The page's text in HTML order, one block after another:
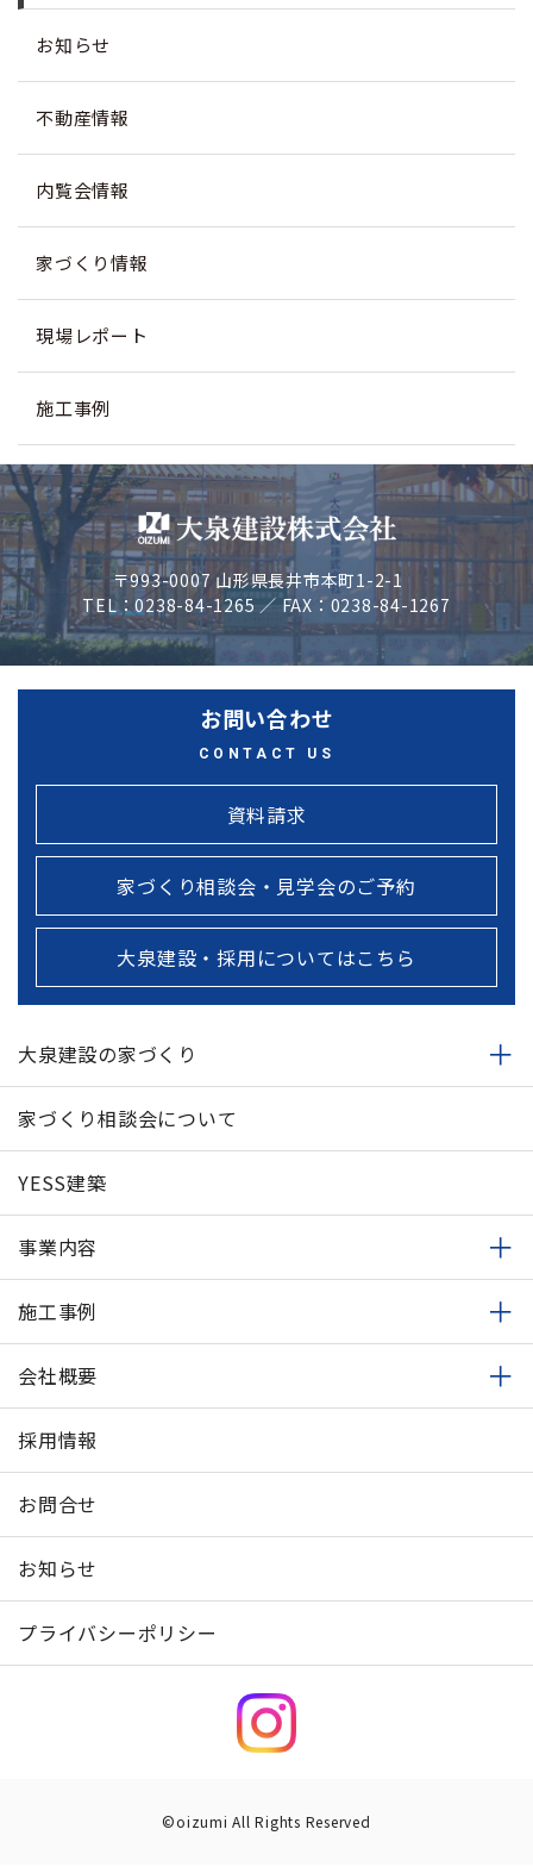
お知らせ
不動産情報
内覧会情報
家づくり情報
現場レポート
施工事例
〒993-0007 山形県長井市本町1-2-1
TEL：0238-84-1265 ／ FAX：0238-84-1267
お問い合わせ
CONTACT US
資料請求
家づくり相談会・見学会のご予約
大泉建設・採用についてはこちら
大泉建設の家づくり
家づくり相談会について
YESS建築
事業内容
施工事例
会社概要
採用情報
お問合せ
お知らせ
プライバシーポリシー
©oizumi All Rights Reserved